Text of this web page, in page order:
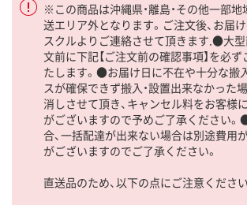
※この商品は沖縄県・離島・その他一部地
送エリア外となります。ご注文後、お届
スクルよりご連絡させて頂きます.●大型
文前に下記【ご注文前の確認事項】を必
たします。●お届け日に不在や十分な搬
スが確保できず搬入・設置出来なかった
消しさせて頂き、キャンセル料をお客様
がございますので予めご了承ください
合、一括配達が出来ない場合は別途費用
がございますのでご了承ください。
直送品のため、以下の点にご注意ください